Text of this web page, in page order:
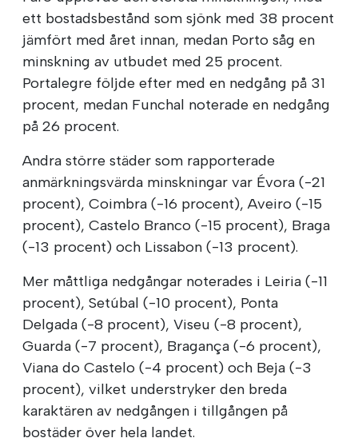
ett bostadsbestånd som sjönk med 38 procent
jämfört med året innan, medan Porto såg en
minskning av utbudet med 25 procent.
Portalegre följde efter med en nedgång på 31
procent, medan Funchal noterade en nedgång
på 26 procent.
Andra större städer som rapporterade
anmärkningsvärda minskningar var Évora (-21
procent), Coimbra (-16 procent), Aveiro (-15
procent), Castelo Branco (-15 procent), Braga
(-13 procent) och Lissabon (-13 procent).
Mer måttliga nedgångar noterades i Leiria (-11
procent), Setúbal (-10 procent), Ponta
Delgada (-8 procent), Viseu (-8 procent),
Guarda (-7 procent), Bragança (-6 procent),
Viana do Castelo (-4 procent) och Beja (-3
procent), vilket understryker den breda
karaktären av nedgången i tillgången på
bostäder över hela landet.